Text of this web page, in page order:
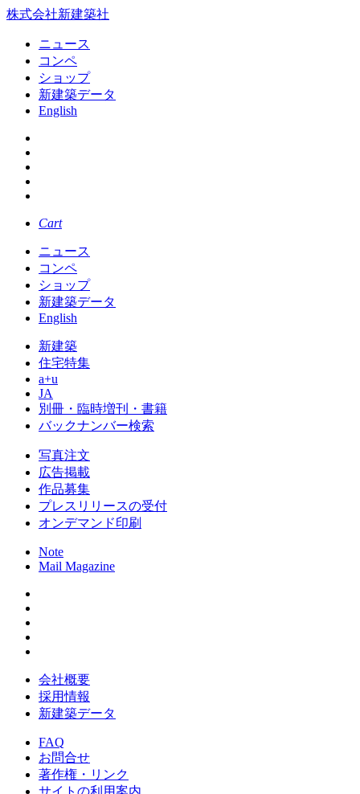
株式会社新建築社
ニュース
コンペ
ショップ
新建築データ
English
Cart
ニュース
コンペ
ショップ
新建築データ
English
新建築
住宅特集
a+u
JA
別冊・臨時増刊・書籍
バックナンバー検索
写真注文
広告掲載
作品募集
プレスリリースの受付
オンデマンド印刷
Note
Mail Magazine
会社概要
採用情報
新建築データ
FAQ
お問合せ
著作権・リンク
サイトの利用案内